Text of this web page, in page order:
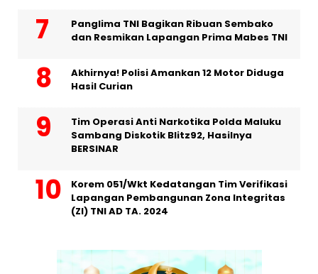
Panglima TNI Bagikan Ribuan Sembako
dan Resmikan Lapangan Prima Mabes TNI
Akhirnya! Polisi Amankan 12 Motor Diduga
Hasil Curian
Tim Operasi Anti Narkotika Polda Maluku
Sambang Diskotik Blitz92, Hasilnya
BERSINAR
Korem 051/Wkt Kedatangan Tim Verifikasi
Lapangan Pembangunan Zona Integritas
(ZI) TNI AD TA. 2024